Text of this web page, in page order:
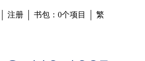
注册 书包：0个项目 繁